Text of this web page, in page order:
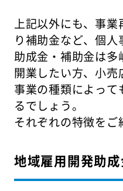
上記以外にも、事業
り補助金など、個
助成金・補助金は多
開業したい方、小売
事業の種類によっ
るでしょう。
それぞれの特徴をご
地域雇用開発助